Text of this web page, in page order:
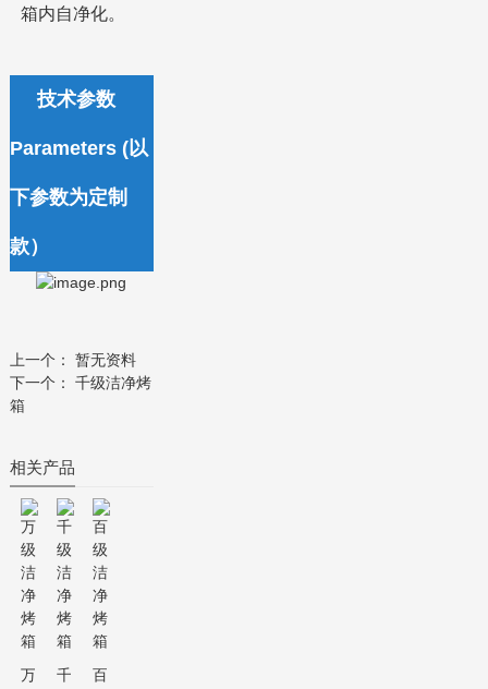
箱内自净化。
技术参数
Parameters (以
下参数为定制
款）
上一个： 暂无资料
下一个： 千级洁净烤
箱
相关产品